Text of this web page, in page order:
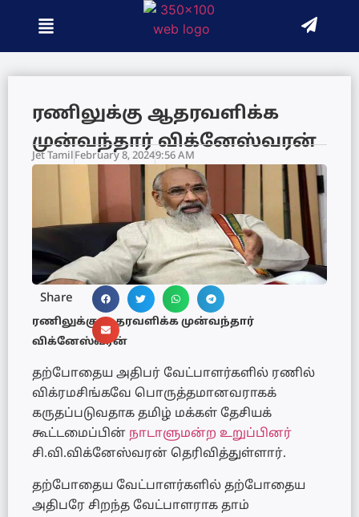
ரணிலுக்கு ஆதரவளிக்க
முன்வந்தார் விக்னேஸ்வரன்
Jet TamilFebruary 8, 20249:56 AM
Share
ரணிலுக்கு ஆதரவளிக்க முன்வந்தார்
விக்னேஸ்வரன்
தற்போதைய அதிபர் வேட்பாளர்களில் ரணில்
விக்ரமசிங்கவே பொருத்தமானவராகக்
கருதப்படுவதாக தமிழ் மக்கள் தேசியக்
கூட்டமைப்பின் நாடாளுமன்ற உறுப்பினர்
சி.வி.விக்னேஸ்வரன் தெரிவித்துள்ளார்.
தற்போதைய வேட்பாளர்களில் தற்போதைய
அதிபரே சிறந்த வேட்பாளராக தாம்